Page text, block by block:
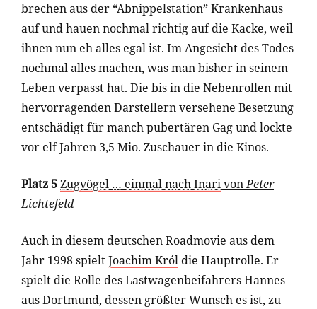
brechen aus der “Abnippelstation” Krankenhaus
auf und hauen nochmal richtig auf die Kacke, weil
ihnen nun eh alles egal ist. Im Angesicht des Todes
nochmal alles machen, was man bisher in seinem
Leben verpasst hat. Die bis in die Nebenrollen mit
hervorragenden Darstellern versehene Besetzung
entschädigt für manch pubertären Gag und lockte
vor elf Jahren 3,5 Mio. Zuschauer in die Kinos.
Platz 5Zugvögel … einmal nach InarivonPeter
Lichtefeld
Auch in diesem deutschen Roadmovie aus dem
Jahr 1998 spieltJoachim Król die Hauptrolle. Er
spielt die Rolle des Lastwagenbeifahrers Hannes
aus Dortmund, dessen größter Wunsch es ist, zu